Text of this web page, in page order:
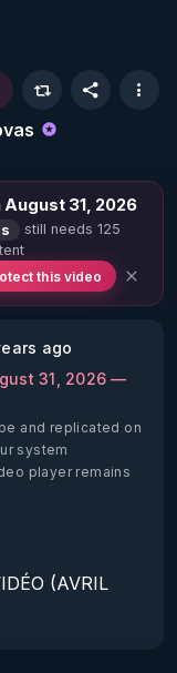
31, 2026
still needs 125
this video
ago
31, 2026 —
and replicated on
system
player remains
(AVRIL